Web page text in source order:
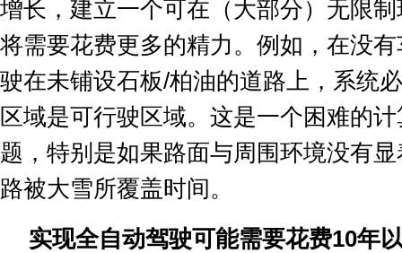
增长，建立一个可在（大部分）无限
将需要花费更多的精力。例如，在没
驶在未铺设石板/柏油的道路上，系统
区域是可行驶区域。这是一个困难的
题，特别是如果路面与周围环境没有
路被大雪所覆盖时间。
实现全自动驾驶可能需要花费10年